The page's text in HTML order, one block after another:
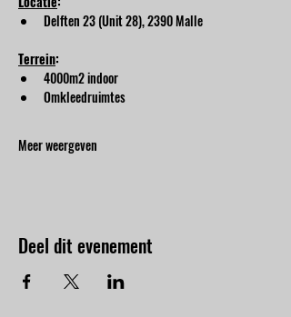
Delften 23 (Unit 28), 2390 Malle
Terrein:
4000m2 indoor
Omkleedruimtes
Meer weergeven
Deel dit evenement